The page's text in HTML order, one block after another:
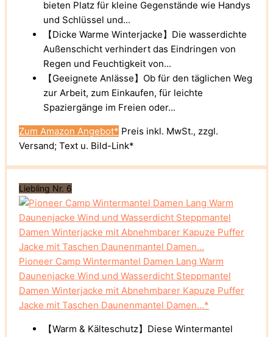
bieten Platz für kleine Gegenstände wie Handys
und Schlüssel und...
【Dicke Warme Winterjacke】Die wasserdichte
Außenschicht verhindert das Eindringen von
Regen und Feuchtigkeit von...
【Geeignete Anlässe】Ob für den täglichen Weg
zur Arbeit, zum Einkaufen, für leichte
Spaziergänge im Freien oder...
Zum Amazon Angebot* Preis inkl. MwSt., zzgl.
Versand; Text u. Bild-Link*
Liebling Nr. 6
Pioneer Camp Wintermantel Damen Lang Warm
Daunenjacke Wind und Wasserdicht Steppmantel
Damen Winterjacke mit Abnehmbarer Kapuze Puffer
Jacke mit Taschen Daunenmantel Damen...*
【Warm & Kälteschutz】Diese Wintermantel